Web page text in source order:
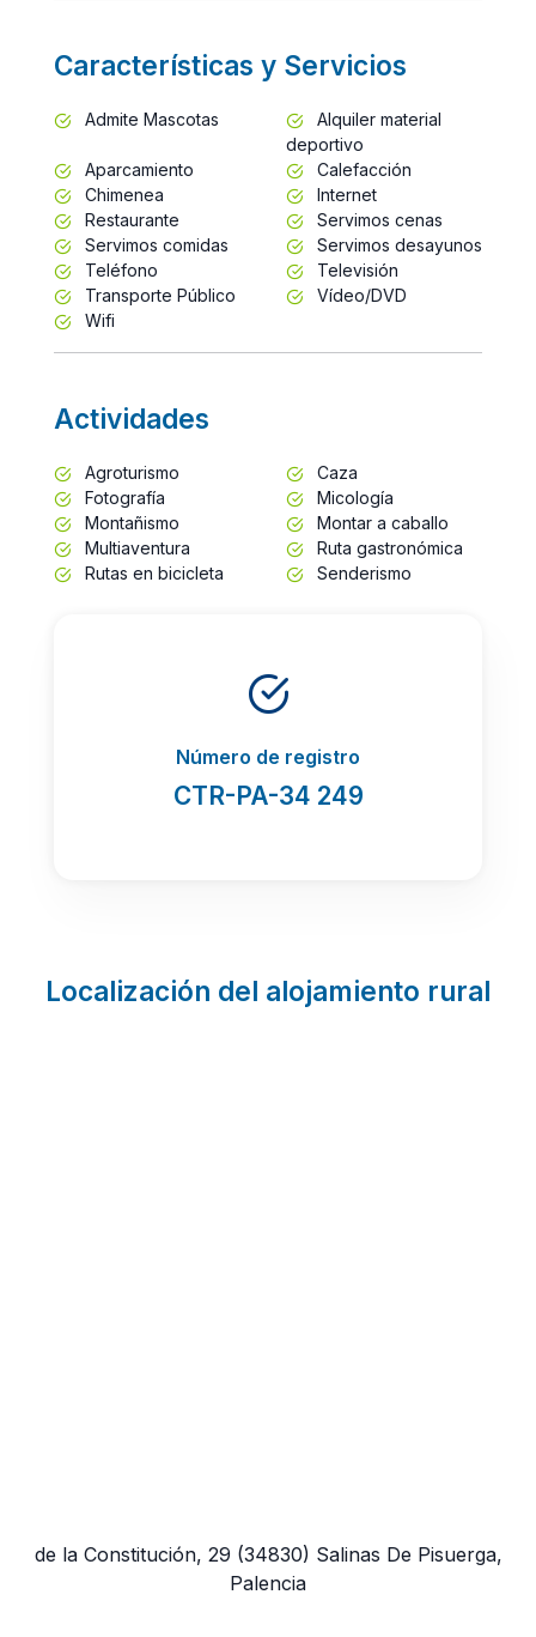
Características y Servicios
Admite Mascotas
Alquiler material
deportivo
Aparcamiento
Calefacción
Chimenea
Internet
Restaurante
Servimos cenas
Servimos comidas
Servimos desayunos
Teléfono
Televisión
Transporte Público
Vídeo/DVD
Wifi
Actividades
Agroturismo
Caza
Fotografía
Micología
Montañismo
Montar a caballo
Multiaventura
Ruta gastronómica
Rutas en bicicleta
Senderismo
Número de registro
CTR-PA-34 249
Localización del alojamiento rural
de la Constitución, 29 (34830) Salinas De Pisuerga,
Palencia